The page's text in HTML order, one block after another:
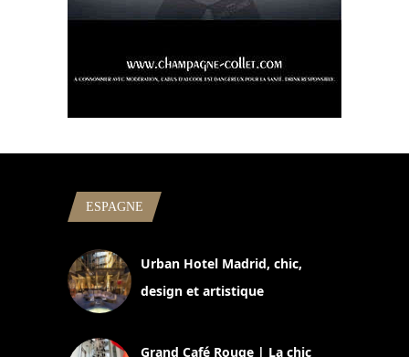
ESPAGNE
Urban Hotel Madrid, chic,
design et artistique
Grand Café Rouge | La chic